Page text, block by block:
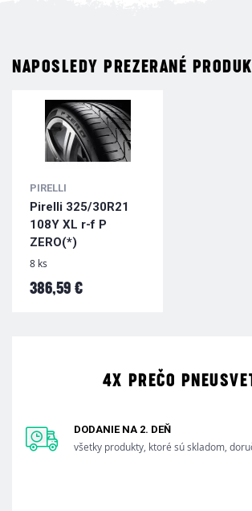
NAPOSLEDY PREZERANÉ
PIRELLI
Pirelli 325/30R21
108Y XL r-f P
ZERO(*)
8 ks
386,59 €
4X PREČO
DODANIE NA 2. DEŇ
všetky produkty, ktoré sú skladom,